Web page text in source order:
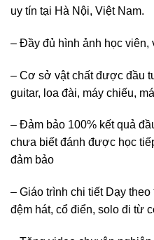
uy tín tại Hà Nội, Việt Nam.
– Đầy đủ hình ảnh học viên,
– Cơ sở vật chất được đầu
guitar, loa đài, máy chiếu,
– Đảm bảo 100% kết quả
chưa biết đánh được học
đảm bảo
– Giáo trình chi tiết Dạy
đệm hát, cổ điển, solo đi từ